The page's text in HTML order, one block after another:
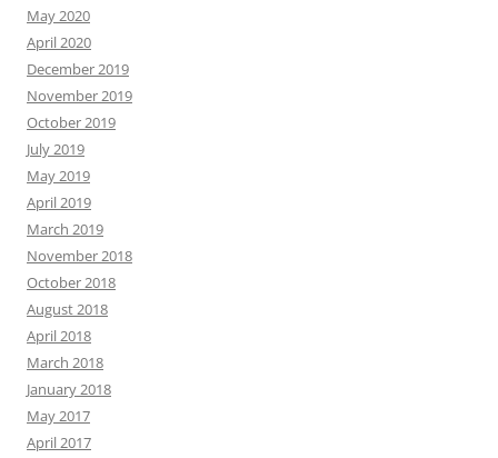
May 2020
April 2020
December 2019
November 2019
October 2019
July 2019
May 2019
April 2019
March 2019
November 2018
October 2018
August 2018
April 2018
March 2018
January 2018
May 2017
April 2017